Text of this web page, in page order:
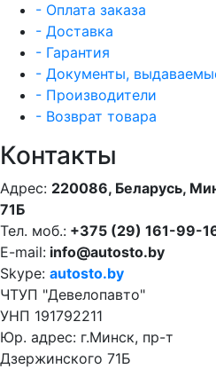
- Оплата заказа
- Доставка
- Гарантия
- Документы,
- Производители
- Возврат товара
Контакты
Адрес: 220086, Беларусь,
71Б
Тел. моб.: +375 (29) 161-99-
E-mail: info@autosto.by
Skype: autosto.by
ЧТУП "Девелопавто"
УНП 191792211
Юр. адрес: г.Минск, пр-т
Дзержинского 71Б